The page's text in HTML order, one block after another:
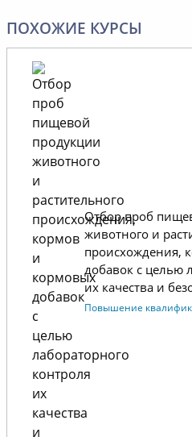
долговременное и
сотрудничество.
ПОХОЖИЕ КУРСЫ
Отбор проб
животного и
происхождения,
добавок с целью
их качества и
Повышение